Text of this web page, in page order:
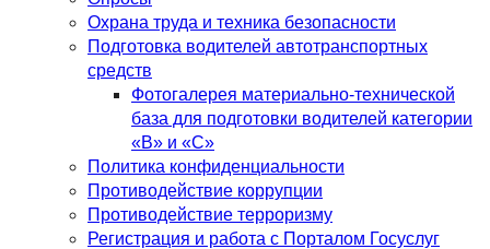
Охрана труда и техника безопасности
Подготовка водителей автотранспортных
средств
Фотогалерея материально-технической
база для подготовки водителей категории
«В» и «С»
Политика конфиденциальности
Противодействие коррупции
Противодействие терроризму
Регистрация и работа с Порталом Госуслуг